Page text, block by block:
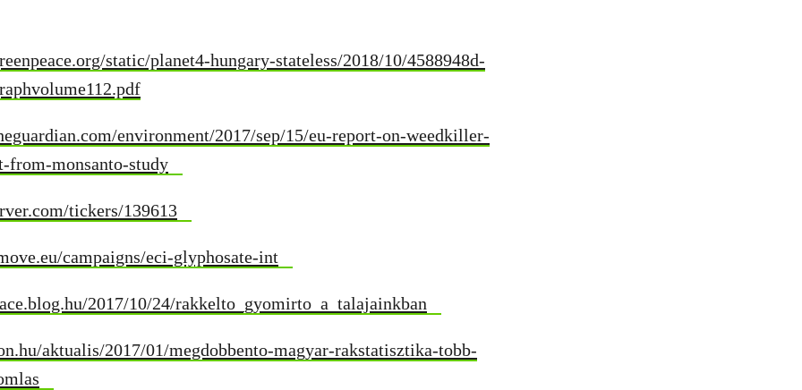
static/planet4-hungary-stateless/2018/10/4588948d-
environment/2017/sep/15/eu-report-on-weedkiller-
from-monsanto-study
tickers/139613
campaigns/eci-glyphosate-int
2017/10/24/rakkelto_gyomirto_a_talajainkban
aktualis/2017/01/megdobbento-magyar-rakstatisztika-tobb-